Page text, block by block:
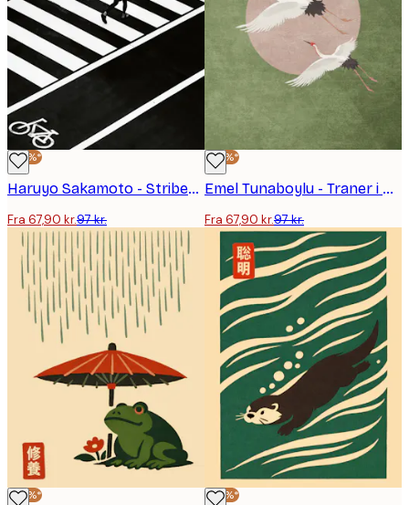
-30%*
Haruyo Sakamoto - Stribet Paraply ved Fodgængerovergang Plakat
Fra 67,90 kr.97 kr.
-30%*
Emel Tunaboylu - Traner i Flugt Plakat
Fra 67,90 kr.97 kr.
-30%* -30%*